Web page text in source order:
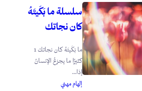
سلسلة ما بَكَيتَهُ
كان نجاتك
ما بَكَيتَهُ كان نجاتك 1
كثيرًا ما يجزعُ الإنسانُ
إذا...
إلهام مهني